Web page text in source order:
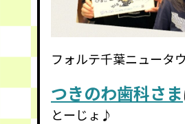
フォルテ千葉ニュータ
つきのわ歯科さま
とーじょ♪